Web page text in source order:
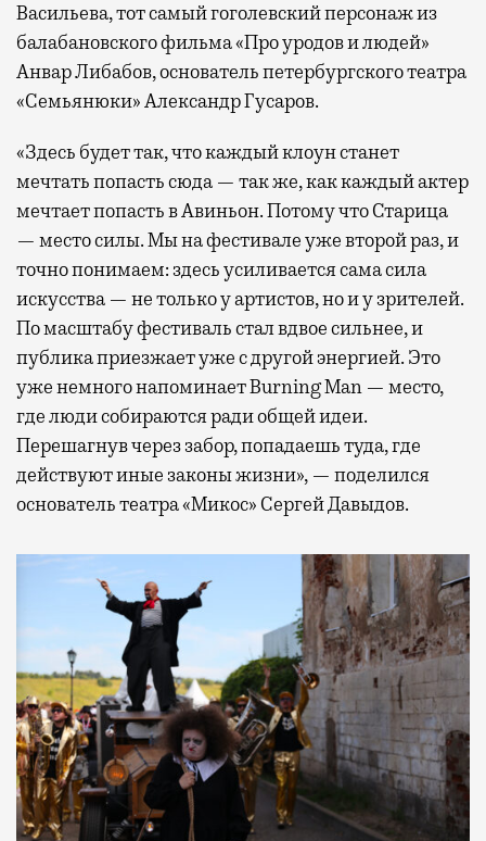
Васильева, тот самый гоголевский персонаж из
балабановского фильма «Про уродов и людей»
Анвар Либабов, основатель петербургского театра
«Семьянюки» Александр Гусаров.
«Здесь будет так, что каждый клоун станет
мечтать попасть сюда — так же, как каждый актер
мечтает попасть в Авиньон. Потому что Старица
— место силы. Мы на фестивале уже второй раз, и
точно понимаем: здесь усиливается сама сила
искусства — не только у артистов, но и у зрителей.
По масштабу фестиваль стал вдвое сильнее, и
публика приезжает уже с другой энергией. Это
уже немного напоминает Burning Man — место,
где люди собираются ради общей идеи.
Перешагнув через забор, попадаешь туда, где
действуют иные законы жизни», — поделился
основатель театра «Микос» Сергей Давыдов.